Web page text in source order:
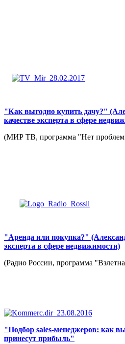
"Как выгодно купить дачу?"
качестве эксперта в сфере
(МИР ТВ, программа "Нет
"Аренда или покупка?"
эксперта в сфере недвижимости)
(Радио России, программа
"Подбор sales-менеджеров: как
принесут прибыль"